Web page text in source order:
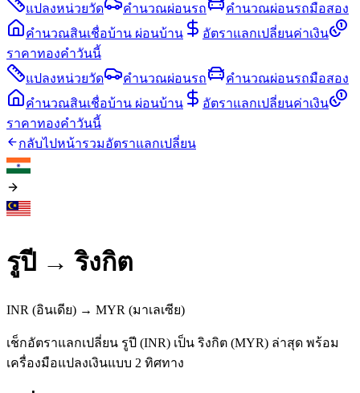
แปลงหน่วยวัด คำนวณผ่อนรถ
คำนวณผ่อนรถมือสอง
คำนวณสินเชื่อบ้าน ผ่อนบ้าน
อัตราแลกเปลี่ยนค่าเงิน
ราคาทองคำวันนี้
แปลงหน่วยวัด
คำนวณผ่อนรถ
คำนวณผ่อนรถมือสอง
คำนวณสินเชื่อบ้าน ผ่อนบ้าน
อัตราแลกเปลี่ยนค่าเงิน
ราคาทองคำวันนี้
กลับไปหน้ารวมอัตราแลกเปลี่ยน
รูปี →ริงกิต
INR (อินเดีย) → MYR (มาเลเซีย)
เช็กอัตราแลกเปลี่ยน รูปี (INR) เป็น ริงกิต (MYR) ล่าสุด พร้อม
เครื่องมือแปลงเงินแบบ 2 ทิศทาง